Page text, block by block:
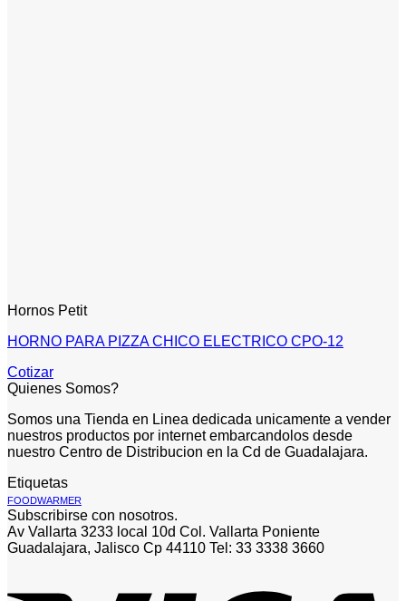
Hornos Petit
HORNO PARA PIZZA CHICO ELECTRICO CPO-12
Cotizar
Quienes Somos?
Somos una Tienda en Linea dedicada unicamente a vender
nuestros productos por internet embarcandolos desde
nuestro Centro de Distribucion en la Cd de Guadalajara.
Etiquetas
FOODWARMER
Subscribirse con nosotros.
Av Vallarta 3233 local 10d Col. Vallarta Poniente
Guadalajara, Jalisco Cp 44110 Tel: 33 3338 3660